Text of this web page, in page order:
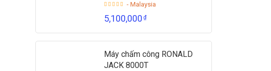
- Malaysia
5,100,000₫
Máy chấm công RONALD
JACK 8000T